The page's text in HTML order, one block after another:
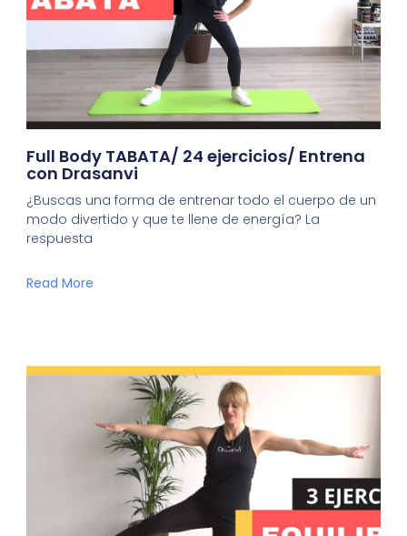
Full Body TABATA/ 24 ejercicios/ Entrena
con Drasanvi
¿Buscas una forma de entrenar todo el cuerpo de un
modo divertido y que te llene de energía? La
respuesta
Read More